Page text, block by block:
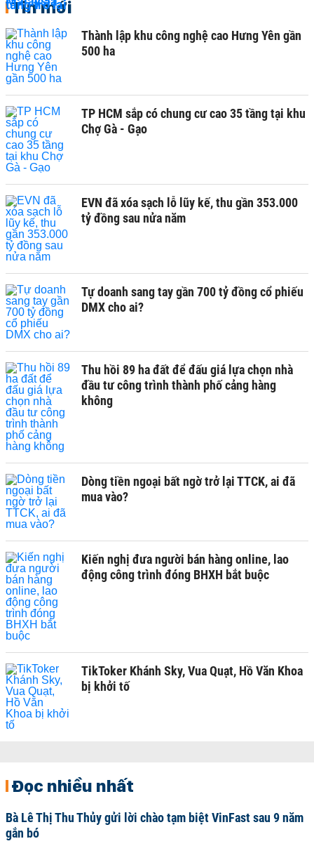
Tin mới
Thành lập khu công nghệ cao Hưng Yên gần
500 ha
TP HCM sắp có chung cư cao 35 tầng tại khu
Chợ Gà - Gạo
EVN đã xóa sạch lỗ lũy kế, thu gần 353.000
tỷ đồng sau nửa năm
Tự doanh sang tay gần 700 tỷ đồng cổ phiếu
DMX cho ai?
Thu hồi 89 ha đất để đấu giá lựa chọn nhà
đầu tư công trình thành phố cảng hàng
không
Dòng tiền ngoại bất ngờ trở lại TTCK, ai đã
mua vào?
Kiến nghị đưa người bán hàng online, lao
động công trình đóng BHXH bắt buộc
TikToker Khánh Sky, Vua Quạt, Hồ Văn Khoa
bị khởi tố
Đọc nhiều nhất
Bà Lê Thị Thu Thủy gửi lời chào tạm biệt VinFast sau 9 năm
gắn bó